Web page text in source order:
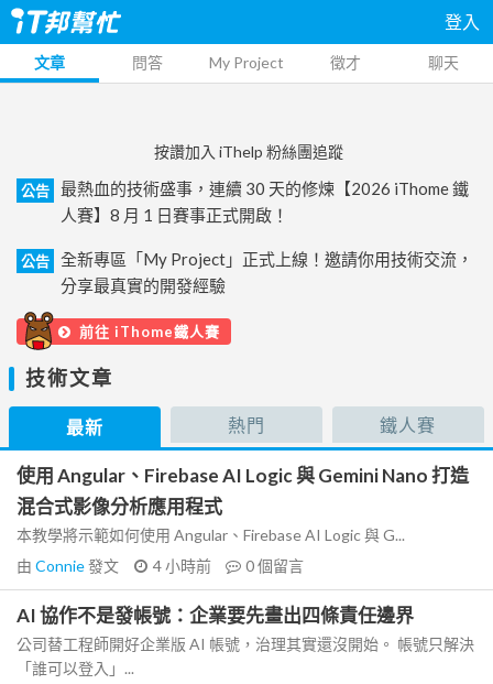
登入
文章 問答 My Project 徵才 聊天
按讚加入 iThelp 粉絲團追蹤
公告
最熱血的技術盛事，連續 30 天的修煉【2026 iThome 鐵
人賽】8 月 1 日賽事正式開啟！
公告
全新專區「My Project」正式上線！邀請你用技術交流，
分享最真實的開發經驗
前往 iThome鐵人賽
技術文章
最新 熱門 鐵人賽
使用 Angular、Firebase AI Logic 與 Gemini Nano 打造
混合式影像分析應用程式
本教學將示範如何使用 Angular、Firebase AI Logic 與 G...
由 Connie發文 4 小時前 0個留言
AI 協作不是發帳號：企業要先畫出四條責任邊界
公司替工程師開好企業版 AI 帳號，治理其實還沒開始。 帳號只解決
「誰可以登入」...